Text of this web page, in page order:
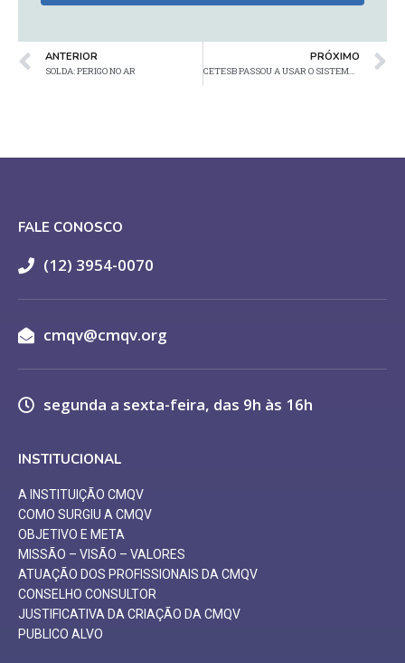
ANTERIOR
SOLDA: PERIGO NO AR
PRÓXIMO
CETESB PASSOU A USAR O SISTEMA ELETRÔNICO E-AMBIENTE
FALE CONOSCO
(12) 3954-0070
cmqv@cmqv.org
segunda a sexta-feira, das 9h às 16h
INSTITUCIONAL
A INSTITUIÇÃO CMQV
COMO SURGIU A CMQV
OBJETIVO E META
MISSÃO – VISÃO – VALORES
ATUAÇÃO DOS PROFISSIONAIS DA CMQV
CONSELHO CONSULTOR
JUSTIFICATIVA DA CRIAÇÃO DA CMQV
PUBLICO ALVO